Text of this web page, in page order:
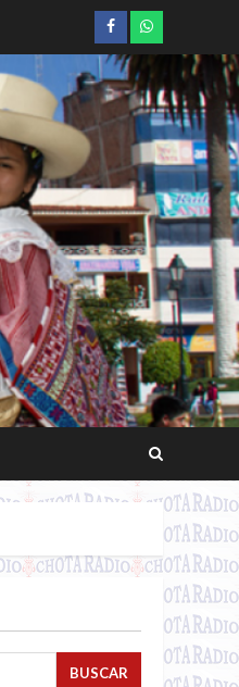
Facebookwhatsapp
BUSCAR